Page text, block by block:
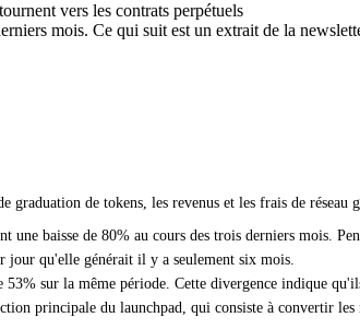
vers les contrats perpétuels
mois. Ce qui suit est un extrait de la
de tokens, les revenus et les frais de réseau
baisse de 80% au cours des trois derniers mois.
jour qu'elle générait il y a seulement six mois.
sur la même période. Cette divergence indique
principale du launchpad, qui consiste à convertir les